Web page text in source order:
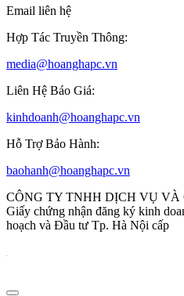
Email liên hệ
Hợp Tác Truyền Thông:
media@hoanghapc.vn
Liên Hệ Báo Giá:
kinhdoanh@hoanghapc.vn
Hỗ Trợ Bảo Hành:
baohanh@hoanghapc.vn
CÔNG TY TNHH DỊCH VỤ
Giấy chứng nhận đăng ký kinh
hoạch và Đầu tư Tp. Hà Nội cấp